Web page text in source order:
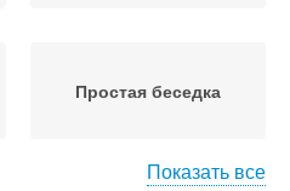
Простая беседка
Показать все